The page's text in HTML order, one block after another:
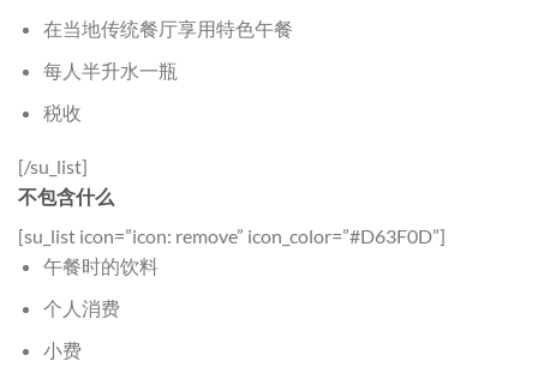
在当地传统餐厅享用特色午餐
每人半升水一瓶
税收
[/su_list]
不包含什么
[su_list icon=”icon: remove” icon_color=”#D63F0D”]
午餐时的饮料
个人消费
小费